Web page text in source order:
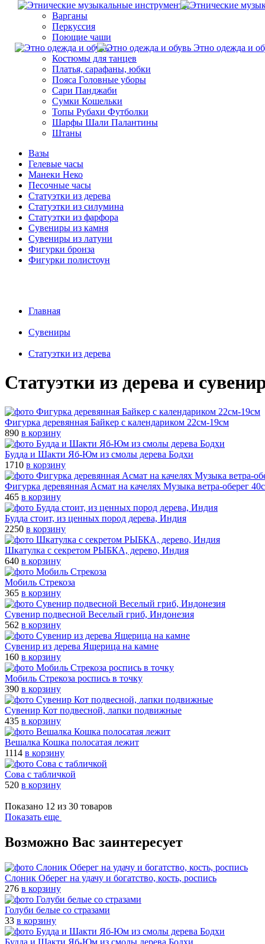
Варганы
Перкуссия
Поющие чаши
Этно одежда и
Костюмы для танцев
Платья, сарафаны, юбки
Пояса Головные уборы
Сари Панджаби
Сумки Кошельки
Топы Рубахи Футболки
Шарфы Шали Палантины
Штаны
Вазы
Гелевые часы
Манеки Неко
Песочные часы
Статуэтки из дерева
Статуэтки из силумина
Статуэтки из фарфора
Сувениры из камня
Сувениры из латуни
Фигурки бронза
Фигурки полистоун
Главная
Сувениры
Статуэтки из дерева
Статуэтки из дерева и
Фигурка деревянная Байкер с календариком 22см-19см
890 в корзину
Будда и Шакти Яб-Юм из смолы дерева Бодхи
1710 в корзину
Фигурка деревянная Асмат на качелях Музыка ветра-оберег
465 в корзину
Будда стоит, из ценных пород дерева, Индия
2250 в корзину
Шкатулка с секретом РЫБКА, дерево, Индия
640 в корзину
Мобиль Стрекоза
365 в корзину
Сувенир подвесной Веселый гриб, Индонезия
562 в корзину
Сувенир из дерева Ящерица на камне
160 в корзину
Мобиль Стрекоза роспись в точку
390 в корзину
Сувенир Кот подвесной, лапки подвижные
435 в корзину
Вешалка Кошка полосатая лежит
1114 в корзину
Сова с табличкой
520 в корзину
Показано 12 из 30 товаров
Показать еще
Возможно Вас заинтересует
Cлоник Оберег на удачу и богатство, кость, роспись
276 в корзину
Голуби белые со стразами
33 в корзину
Будда и Шакти Яб-Юм из смолы дерева Бодхи